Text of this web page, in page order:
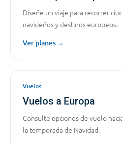
Diseñe un viaje para recorrer
navideños y destinos europeos.
Ver planes →
Vuelos
Vuelos a Europa
Consulte opciones de vuelo
la temporada de Navidad.